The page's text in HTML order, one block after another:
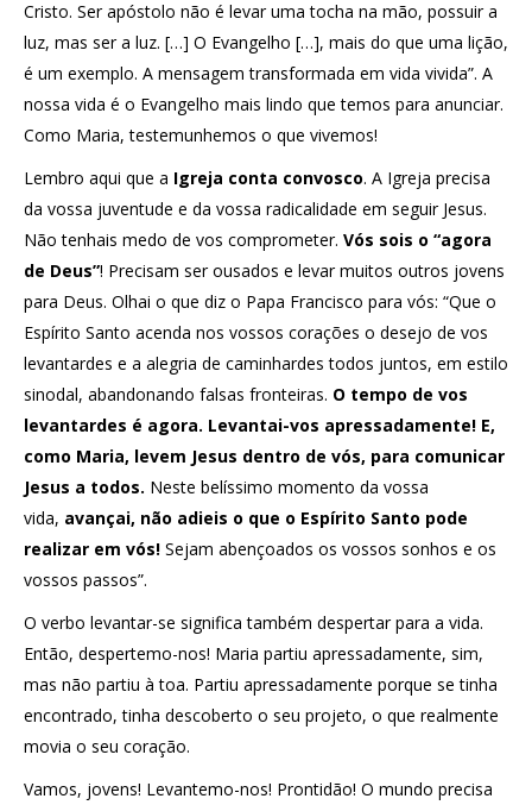
Cristo. Ser apóstolo não é levar uma tocha na mão, possuir a
luz, mas ser a luz. […] O Evangelho […], mais do que uma lição,
é um exemplo. A mensagem transformada em vida vivida”. A
nossa vida é o Evangelho mais lindo que temos para anunciar.
Como Maria, testemunhemos o que vivemos!
Lembro aqui que a Igreja conta convosco. A Igreja precisa
da vossa juventude e da vossa radicalidade em seguir Jesus.
Não tenhais medo de vos comprometer. Vós sois o “agora
de Deus”! Precisam ser ousados e levar muitos outros jovens
para Deus. Olhai o que diz o Papa Francisco para vós: “Que o
Espírito Santo acenda nos vossos corações o desejo de vos
levantardes e a alegria de caminhardes todos juntos, em estilo
sinodal, abandonando falsas fronteiras. O tempo de vos
levantardes é agora. Levantai-vos apressadamente! E,
como Maria, levem Jesus dentro de vós, para comunicar
Jesus a todos. Neste belíssimo momento da vossa
vida, avançai, não adieis o que o Espírito Santo pode
realizar em vós! Sejam abençoados os vossos sonhos e os
vossos passos”.
O verbo levantar-se significa também despertar para a vida.
Então, despertemo-nos! Maria partiu apressadamente, sim,
mas não partiu à toa. Partiu apressadamente porque se tinha
encontrado, tinha descoberto o seu projeto, o que realmente
movia o seu coração.
Vamos, jovens! Levantemo-nos! Prontidão! O mundo precisa